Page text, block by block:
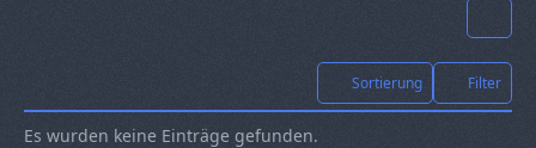
Sortierung Filter
Es wurden keine Einträge gefunden.